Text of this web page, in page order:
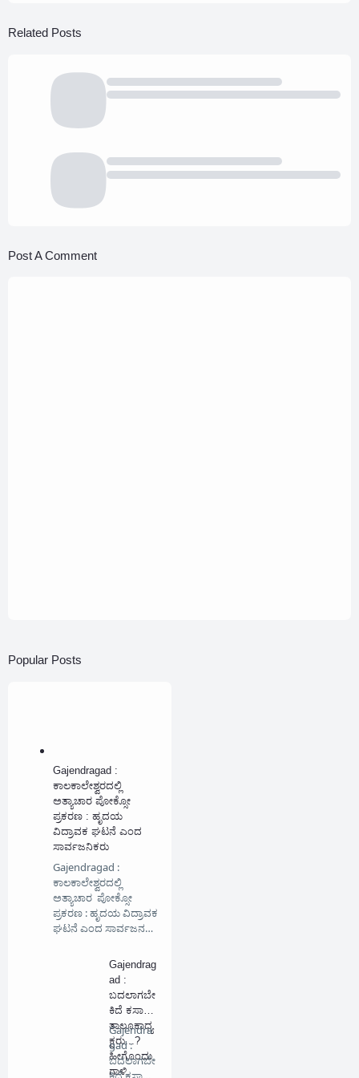
Related Posts
Post A Comment
Popular Posts
Gajendragad :
ಕಾಲಕಾಲೇಶ್ವರದಲ್ಲಿ
ಅತ್ಯಾಚಾರ ಪೋಕ್ಸೋ
ಪ್ರಕರಣ : ಹೃದಯ
ವಿದ್ರಾವಕ ಘಟನೆ ಎಂದ
ಸಾರ್ವಜನಿಕರು
Gajendragad :
ಕಾಲಕಾಲೇಶ್ವರದಲ್ಲಿ
ಅತ್ಯಾಚಾರ ಪೋಕ್ಸೋ
ಪ್ರಕರಣ : ಹೃದಯ ವಿದ್ರಾವಕ
ಘಟನೆ ಎಂದ ಸಾರ್ವಜನ…
Gajendrag
ad :
ಬದಲಾಗಬೇ
ಕಿದೆ ಕಸಾಪ
ತಾಲೂಕಾಧ್ಯ
ಕ್ಷರು...?
ಹೀಗೊಂದು
ಗಾಳಿ
Gajendra
gad :
ಬದಲಾಗಬೇ